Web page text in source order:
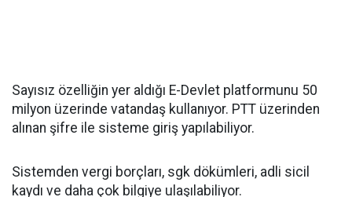
Sayısız özelliğin yer aldığı E-Devlet platformunu 50
milyon üzerinde vatandaş kullanıyor. PTT üzerinden
alınan şifre ile sisteme giriş yapılabiliyor.
Sistemden vergi borçları, sgk dökümleri, adli sicil
kaydı ve daha çok bilgiye ulaşılabiliyor.